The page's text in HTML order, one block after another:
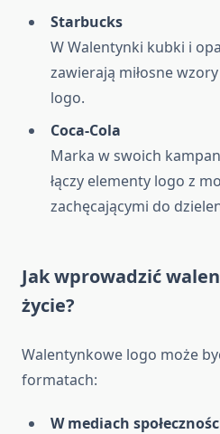
Starbucks
W Walentynki kubki i
zawierają miłosne
logo.
Coca-Cola
Marka w swoich
łączy elementy logo z
zachęcającymi do
Jak wprowadzić
życie?
Walentynkowe logo może
formatach:
W mediach